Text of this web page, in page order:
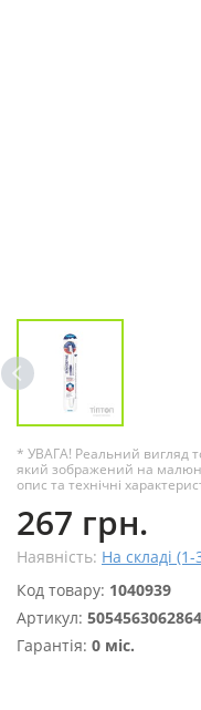
* УВАГА! Реальний вигляд
який зображений на
опис та технічні
267 грн.
Наявність: На складі (1-
Код товару: 1040939
Артикул: 5054563062864
Гарантія: 0 міс.